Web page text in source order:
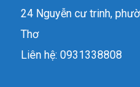
24 Nguyễn cư trinh,
Thơ
Liên hệ: 0931338808